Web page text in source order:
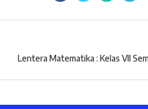
Lentera Matematika : Kelas VII